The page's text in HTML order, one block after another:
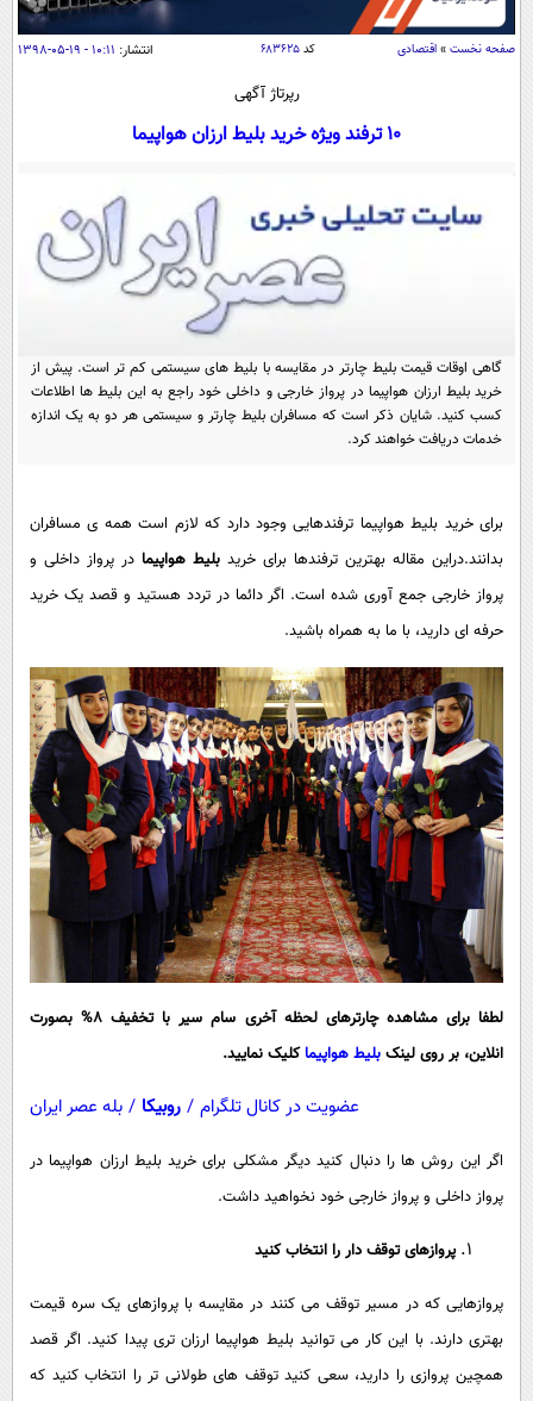
اقتصاد
اقتصادی
خودرو
جامعه
اجتماعی
سلامت
یک برش دانایی
محیط زیست
ورزشی
سیاست خارجی
فرهنگ و هنر
فناوری و It
اخبار کریپتو
قرآن
سرگرمی
باشگاه مغز
فیلم
اقتصاد
فناوری
حوادث
محیط زیست
سلامت
فرهنگی
بین الملل
اجتماعی
حیات وحش
سیاست خارجی
عصر ایران 2
روانشناسی
دانلود
صفحه نخست » اقتصادی کد۶۸۳۶۲۵ انتشار: ۱۰:۱۱ - ۱۹-۰۵-۱۳۹۸
رپرتاژ آگهی
10 ترفند ویژه خرید بلیط ارزان هواپیما
گاهی اوقات قیمت بلیط چارتر در مقایسه با بلیط های سیستمی کم تر است. پیش از
خرید بلیط ارزان هواپیما در پرواز خارجی و داخلی خود راجع به این بلیط ها اطلاعات
کسب کنید. شایان ذکر است که مسافران بلیط چارتر و سیستمی هر دو به یک اندازه
خدمات دریافت خواهند کرد.
برای خرید بلیط هواپیما ترفندهایی وجود دارد که لازم است همه ی مسافران
بدانند.دراین مقاله بهترین ترفندها برای خرید بلیط هواپیما در پرواز داخلی و
پرواز خارجی جمع آوری شده است. اگر دائما در تردد هستید و قصد یک خرید
حرفه ای دارید، با ما به همراه باشید.
لطفا برای مشاهده چارترهای لحظه آخری سام سیر با تخفیف 8% بصورت
انلاین، بر روی لینکبلیط هواپیماکلیک نمایید.
عضویت در کانال تلگرام / روبیکا / بله عصر ایران
اگر این روش ها را دنبال کنید دیگر مشکلی برای خرید بلیط ارزان هواپیما در
پرواز داخلی و پرواز خارجی خود نخواهید داشت.
پروازهای توقف دار را انتخاب کنید
پروازهایی که در مسیر توقف می کنند در مقایسه با پروازهای یک سره قیمت
بهتری دارند. با این کار می توانید بلیط هواپیما ارزان تری پیدا کنید. اگر قصد
همچین پروازی را دارید، سعی کنید توقف های طولانی تر را انتخاب کنید که